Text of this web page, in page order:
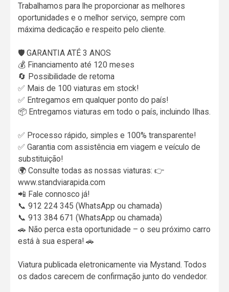
Trabalhamos para lhe proporcionar as melhores
oportunidades e o melhor serviço, sempre com
máxima dedicação e respeito pelo cliente.
🛡️ GARANTIA ATÉ 3 ANOS
💰 Financiamento até 120 meses
🔄 Possibilidade de retoma
✅ Mais de 100 viaturas em stock!
✅ Entregamos em qualquer ponto do país!
📦 Entregamos viaturas em todo o país, incluindo Ilhas.
✅ Processo rápido, simples e 100% transparente!
✅ Garantia com assistência em viagem e veículo de
substituição!
🌍 Consulte todas as nossas viaturas: 👉
www.standviarapida.com
📲 Fale connosco já!
📞 912 224 345 (WhatsApp ou chamada)
📞 913 384 671 (WhatsApp ou chamada)
🚗 Não perca esta oportunidade – o seu próximo carro
está à sua espera! 🚗
Viatura publicada eletronicamente via Mystand. Todos
os dados carecem de confirmação junto do vendedor.